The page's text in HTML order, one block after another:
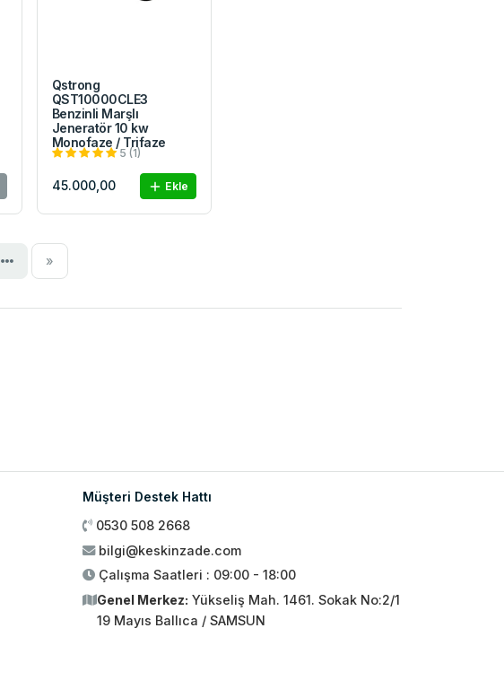
Qstrong
QST10000CLE3
Benzinli Marşlı
Jeneratör 10 kw
Monofaze / Trifaze
5 (1)
45.000,00 Ekle
»Next
Müşteri Destek Hattı
0530 508 2668
bilgi@keskinzade.com
Çalışma Saatleri : 09:00 - 18:00
Genel Merkez: Yükseliş Mah. 1461. Sokak No:2/1
19 Mayıs Ballıca / SAMSUN